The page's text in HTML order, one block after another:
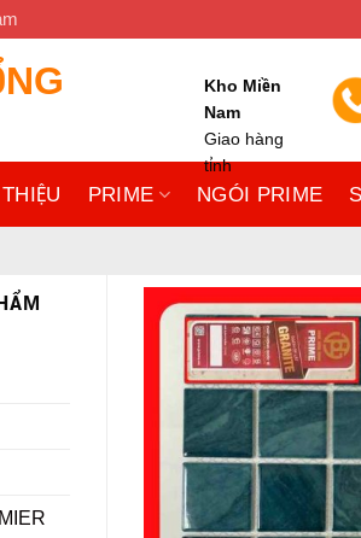
Kho Miền
Nam
Giao hàng
tỉnh
PRIME NGÓI PRIME